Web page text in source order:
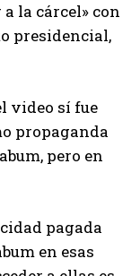
la cárcel» con
presidencial,
video sí fue
propaganda
pero en
pagada
en esas